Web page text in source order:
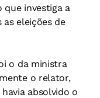
investiga a
as eleições de
o da ministra
o relator,
havia absolvido o